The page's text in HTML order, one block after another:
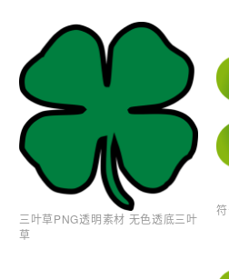
三叶草PNG透明素材 无色透底三叶
草